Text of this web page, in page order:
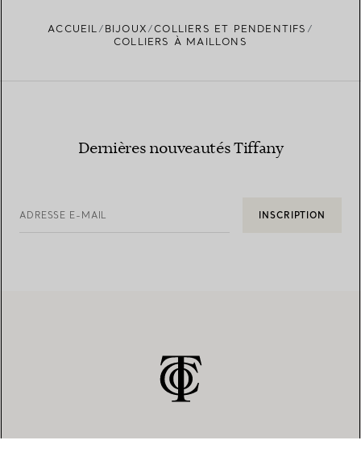
ACCUEIL BIJOUX
COLLIERS ET PENDENTIFS
COLLIERS À MAILLONS
Dernières nouveautés Tiffany
ADRESSE E-MAIL INSCRIPTION